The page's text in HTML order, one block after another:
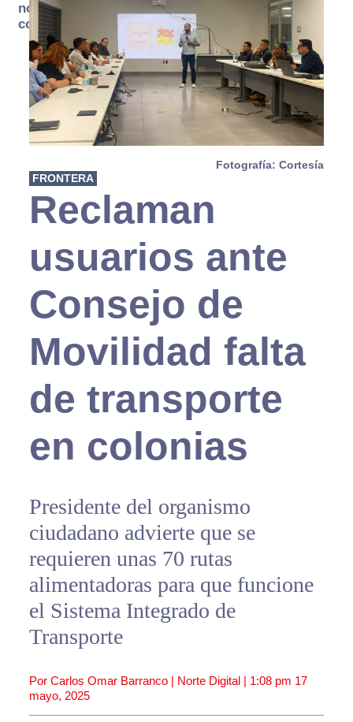
no se
consume
Fotografía: Cortesía
FRONTERA
Reclaman
usuarios ante
Consejo de
Movilidad falta
de transporte
en colonias
Presidente del organismo
ciudadano advierte que se
requieren unas 70 rutas
alimentadoras para que funcione
el Sistema Integrado de
Transporte
Por Carlos Omar Barranco | Norte Digital | 1:08 pm 17
mayo, 2025